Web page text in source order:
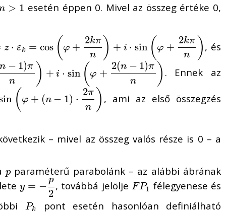
> 1
>1
esetén éppen 0. Mivel az összeg értéke 0,
z ⋅ εk = cos ( φ +
2kπ
n
) + i ⋅ sin ( φ +
2kπ
n
)
⋅ εk=cos(φ+2 kπn )+i ⋅sin(φ+2kπn) , és
n − 1)π
n
) + i ⋅ sin ( φ +
2(n − 1)π
n
) . Ennek az
( φ + (n − 1) ⋅
2π
n
)
)
, ami az első összegzés
– mivel az összeg valós része is 0 – a
p
pparaméterű parabolánk – az alábbi ábrának
y = − p
2
y=−p2 , továbbá jelölje FP1
FP1 félegyenese és
Pk
Pk pont esetén hasonlóan definiálható